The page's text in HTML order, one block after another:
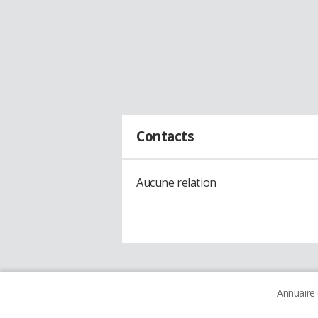
Contacts
Aucune relation